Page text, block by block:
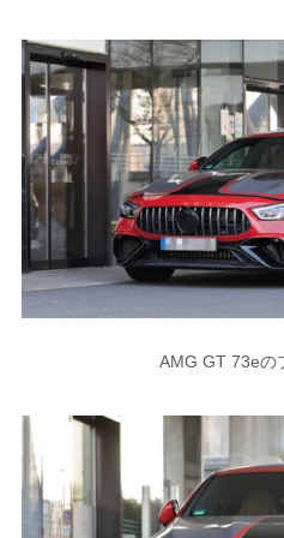
AMG GT 73eの